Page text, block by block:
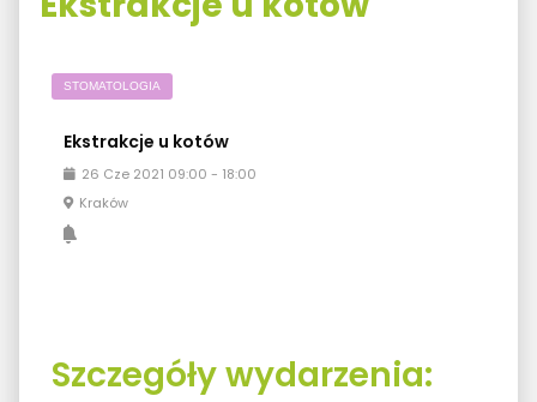
STOMATOLOGIA
Ekstrakcje u kotów
26 Cze 2021 09:00 - 18:00
Kraków
Szczegóły wydarzenia: